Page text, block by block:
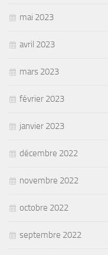
mai 2023
avril 2023
mars 2023
février 2023
janvier 2023
décembre 2022
novembre 2022
octobre 2022
septembre 2022